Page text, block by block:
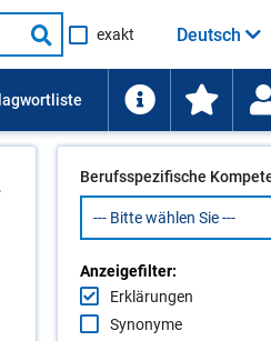
Suche
starten
exakt Deutsch
Berufsspezifische
Anzeigefilter:
Erklärungen
Synonyme